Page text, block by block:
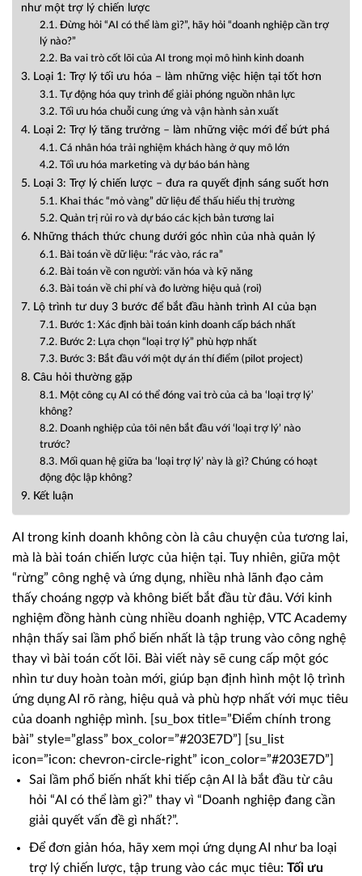
như một trợ lý chiến lược
2.1. Đừng hỏi “AI có thể làm gì?”, hãy hỏi “doanh nghiệp cần trợ
lý nào?”
2.2. Ba vai trò cốt lõi của AI trong mọi mô hình kinh doanh
3. Loại 1: Trợ lý tối ưu hóa – làm những việc hiện tại tốt hơn
3.1. Tự động hóa quy trình để giải phóng nguồn nhân lực
3.2. Tối ưu hóa chuỗi cung ứng và vận hành sản xuất
4. Loại 2: Trợ lý tăng trưởng – làm những việc mới để bứt phá
4.1. Cá nhân hóa trải nghiệm khách hàng ở quy mô lớn
4.2. Tối ưu hóa marketing và dự báo bán hàng
5. Loại 3: Trợ lý chiến lược – đưa ra quyết định sáng suốt hơn
5.1. Khai thác “mỏ vàng” dữ liệu để thấu hiểu thị trường
5.2. Quản trị rủi ro và dự báo các kịch bản tương lai
6. Những thách thức chung dưới góc nhìn của nhà quản lý
6.1. Bài toán về dữ liệu: “rác vào, rác ra”
6.2. Bài toán về con người: văn hóa và kỹ năng
6.3. Bài toán về chi phí và đo lường hiệu quả (roi)
7. Lộ trình tư duy 3 bước để bắt đầu hành trình AI của bạn
7.1. Bước 1: Xác định bài toán kinh doanh cấp bách nhất
7.2. Bước 2: Lựa chọn “loại trợ lý” phù hợp nhất
7.3. Bước 3: Bắt đầu với một dự án thí điểm (pilot project)
8. Câu hỏi thường gặp
8.1. Một công cụ AI có thể đóng vai trò của cả ba ‘loại trợ lý’
không?
8.2. Doanh nghiệp của tôi nên bắt đầu với ‘loại trợ lý’ nào
trước?
8.3. Mối quan hệ giữa ba ‘loại trợ lý’ này là gì? Chúng có hoạt
động độc lập không?
9. Kết luận
AI trong kinh doanh không còn là câu chuyện của tương lai,
mà là bài toán chiến lược của hiện tại. Tuy nhiên, giữa một
“rừng” công nghệ và ứng dụng, nhiều nhà lãnh đạo cảm
thấy choáng ngợp và không biết bắt đầu từ đâu. Với kinh
nghiệm đồng hành cùng nhiều doanh nghiệp, VTC Academy
nhận thấy sai lầm phổ biến nhất là tập trung vào công nghệ
thay vì bài toán cốt lõi. Bài viết này sẽ cung cấp một góc
nhìn tư duy hoàn toàn mới, giúp bạn định hình một lộ trình
ứng dụng AI rõ ràng, hiệu quả và phù hợp nhất với mục tiêu
của doanh nghiệp mình. [su_box title=”Điểm chính trong
bài” style=”glass” box_color=”#203E7D”] [su_list
icon=”icon: chevron-circle-right” icon_color=”#203E7D”]
Sai lầm phổ biến nhất khi tiếp cận AI là bắt đầu từ câu
hỏi “AI có thể làm gì?” thay vì “Doanh nghiệp đang cần
giải quyết vấn đề gì nhất?”.
Để đơn giản hóa, hãy xem mọi ứng dụng AI như ba loại
trợ lý chiến lược, tập trung vào các mục tiêu: Tối ưu